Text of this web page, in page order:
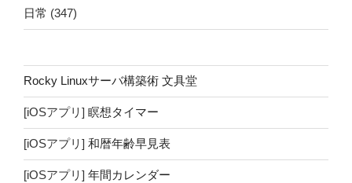
日常 (347)
Rocky Linuxサーバ構築術 文具堂
[iOSアプリ] 瞑想タイマー
[iOSアプリ] 和暦年齢早見表
[iOSアプリ] 年間カレンダー